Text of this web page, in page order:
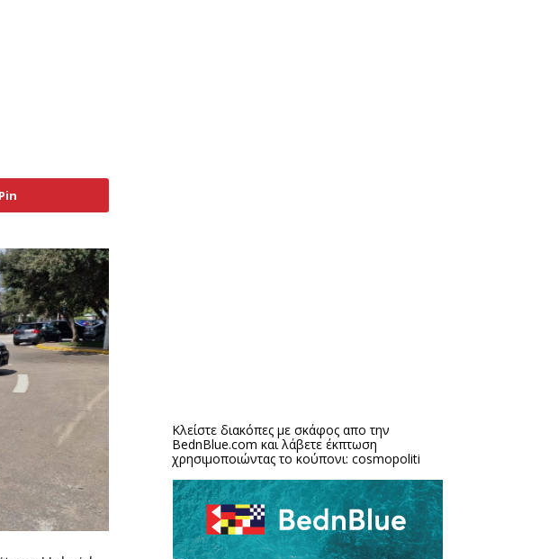
Pin
Κλείστε διακόπες με σκάφος απο την
BednBlue.com και λάβετε έκπτωση
χρησιμοποιώντας το κούπονι: cosmopoliti